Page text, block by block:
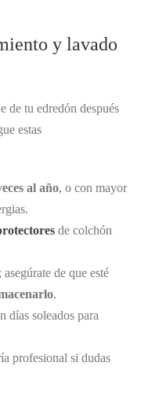
y lavado
de tu edredón después
estas
al año, o con mayor
de colchón
de que esté
.
días soleados para
profesional si dudas